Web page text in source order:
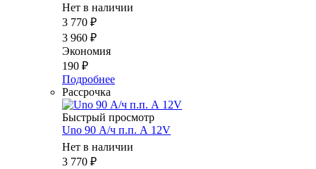
Нет в наличии
3 770 ₽
3 960 ₽
Экономия
190 ₽
Подробнее
Рассрочка
Быстрый просмотр
Uno 90 А/ч п.п. А 12V
Нет в наличии
3 770 ₽